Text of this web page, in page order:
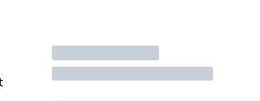
İşlem Yap